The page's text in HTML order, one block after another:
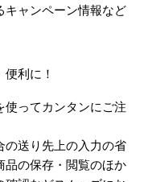
キャンペーン情報など
利に！
使ってカンタンにご注
の送り先上の入力の省
品の保存・閲覧のほか